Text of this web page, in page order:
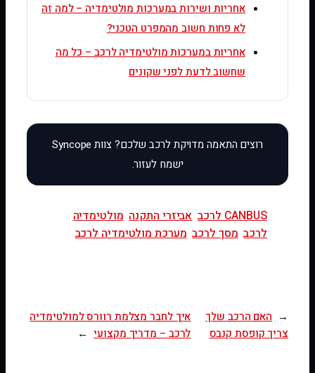
אחריות ושירות במערכות מולטימדיה – למה זה
לא פחות חשוב מהמפרט הטכני?
אחריות במערכות מולטימדיה לרכב – כל מה
שחשוב לדעת לפני שקונים
CANBUS לרכב אביזרי התקנה מולטימדיה
לרכב מסך לרכב מערכת מולטימדיה לרכב
← האם הרכב שלך
צריך קופסת קנבס
איך לחבר מצלמת רוורס למולטימדיה
לרכב – מדריך מקצועי →